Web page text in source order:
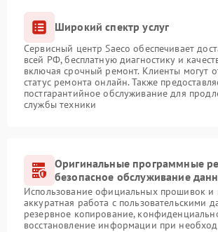
Широкий спектр услуг
Сервисный центр Saeco обеспечивает
всей РФ, бесплатную диагностику и
включая срочный ремонт. Клиенты могут
статус ремонта онлайн. Также
постгарантийное обслуживание для
службы техники
Оригинальные программные
безопасное обслуживание
Использование официальных прошивок и
аккуратная работа с пользовательскими
резервное копирование,
восстановление информации при